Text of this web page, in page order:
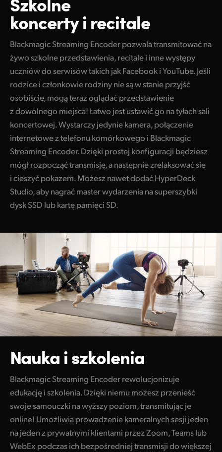
koncerty i recitale
Blackmagic Streaming Encoder pozwala transmitować na
żywo szkolne przedstawienia, recitale i inne występy
uczniów do serwisów takich jak Facebook i YouTube. Jeśli
rodzice i członkowie rodziny nie są w stanie przyjść
osobiście, mogą teraz oglądać przedstawienie
z dowolnego miejsca! Łatwo jest ustawić go na tyłach sali
koncertowej. Wystarczy jedynie kamera, połączenie
internetowe z telefonu komórkowego i Blackmagic
Streaming Encoder. Dzięki prostej konfiguracji będziesz
mógł rozpocząć transmisję, a następnie zrelaksować się
i cieszyć pokazem. Możesz nawet dodać HyperDeck
Studio, aby nagrać master wydarzenia na superszybki
dysk SSD lub kartę pamięci SD.
Nauka i szkolenia
Blackmagic Streaming Encoder rewolucjonizuje
edukację i szkolenia. Dzięki niemu możesz przenieść
swoje samouczki na wyższy poziom, transmitując je
online! Umożliwia prowadzenie kameralnych sesji jeden
na jeden z prywatnymi klientami przez Zoom, Teams lub
WebEx podczas ich bezpośredniej transmisji do większej